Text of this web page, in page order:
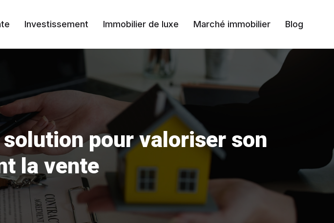
Investissement Immobilier de luxe Marché immobilier Blog
pour valoriser son
la vente